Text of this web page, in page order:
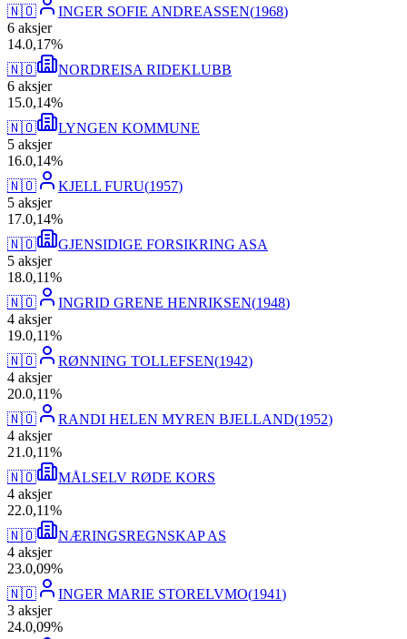
🇳🇴
INGER SOFIE ANDREASSEN(1968)
6 aksjer
14.0,17%
🇳🇴
NORDREISA RIDEKLUBB
6 aksjer
15.0,14%
🇳🇴
LYNGEN KOMMUNE
5 aksjer
16.0,14%
🇳🇴
KJELL FURU(1957)
5 aksjer
17.0,14%
🇳🇴
GJENSIDIGE FORSIKRING ASA
5 aksjer
18.0,11%
🇳🇴
INGRID GRENE HENRIKSEN(1948)
4 aksjer
19.0,11%
🇳🇴
RØNNING TOLLEFSEN(1942)
4 aksjer
20.0,11%
🇳🇴
RANDI HELEN MYREN BJELLAND(1952)
4 aksjer
21 .0,11%
🇳🇴
MÅLSELV RØDE KORS
4 aksjer
22.0,11%
🇳🇴
NÆRINGSREGNSKAP AS
4 aksjer
23.0,09%
🇳🇴
INGER MARIE STORELVMO(1941)
3 aksjer
24.0,09%